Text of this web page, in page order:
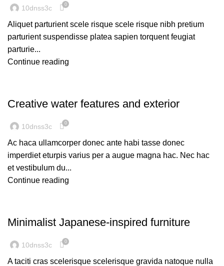
10dnss3c 0
Aliquet parturient scele risque scele risque nibh pretium
parturient suspendisse platea sapien torquent feugiat
parturie...
Continue reading
Creative water features and exterior
10dnss3c 0
Ac haca ullamcorper donec ante habi tasse donec
imperdiet eturpis varius per a augue magna hac. Nec hac
et vestibulum du...
Continue reading
Minimalist Japanese-inspired furniture
10dnss3c 0
A taciti cras scelerisque scelerisque gravida natoque nulla